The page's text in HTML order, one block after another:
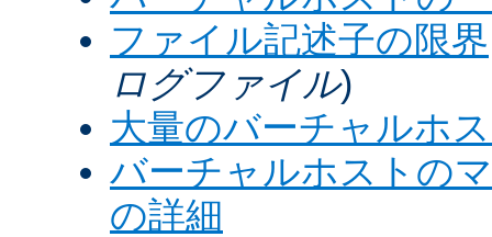
ファイル記述子の限界
ログファイル)
大量のバーチャルホ
バーチャルホストの
の詳細